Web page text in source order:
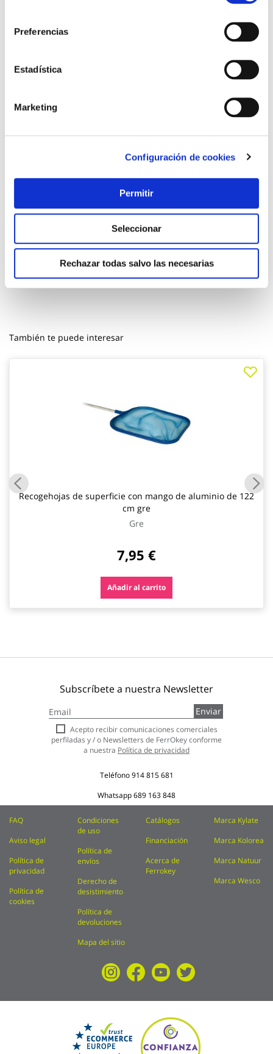
Preferencias
Estadística
Marketing
Configuración de cookies
Permitir
Seleccionar
Rechazar todas salvo las necesarias
También te puede interesar
Recogehojas de superficie con mango de aluminio de 122
cm gre
Gre
7,95 €
Añadir al carrito
Subscríbete a nuestra Newsletter
a
nuestro
boletín
de
Enviar
Acepto recibir comunicaciones comerciales
perfiladas y / o Newsletters de FerrOkey conforme
a nuestra Política de privacidad
Teléfono914 815 681
Whatsapp689 163 848
FAQ
Aviso legal
Política de
privacidad
Política de
cookies
Condiciones
de uso
Política de
envíos
Derecho de
desistimiento
Política de
devoluciones
Mapa del sitio
Catálogos
Financiación
Acerca de
Ferrokey
Marca Kylate
Marca Kolorea
Marca Natuur
Marca Wesco